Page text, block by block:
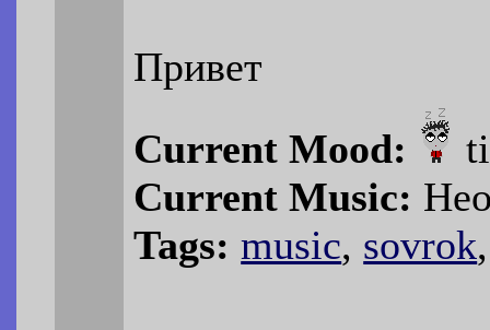
Привет
Current Mood:
Current Music:
Tags: music, sovrok